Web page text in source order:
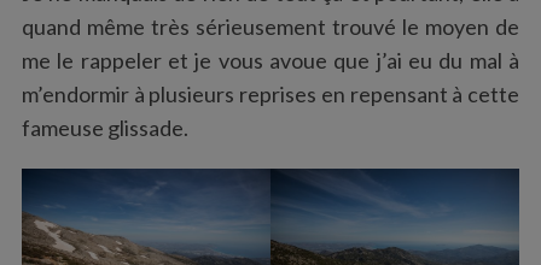
quand même très sérieusement trouvé le moyen de
me le rappeler et je vous avoue que j’ai eu du mal à
m’endormir à plusieurs reprises en repensant à cette
fameuse glissade.